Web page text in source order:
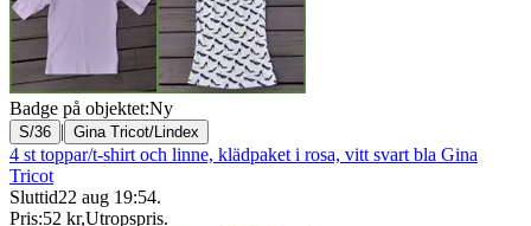
Badge på objektet:Ny
S/36 | Gina Tricot/Lindex
4 st toppar/t-shirt och linne, klädpaket i rosa, vitt svart bla Gina
Tricot
Sluttid22 aug 19:54.
Pris:52 kr,Utropspris.